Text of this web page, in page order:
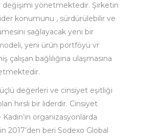
değişimi yönetmektedir. Şirketin
konumunu , sürdürülebilir ve
sağlayacak yeni bir
yeni ürün portföyü vr
çalışan bağlılığına ulaşmasına
değerleri ve cinsiyet eşitliği
hırslı bir liderdir. Cinsiyet
organizasyonlarda
2017’den beri Sodexo Global